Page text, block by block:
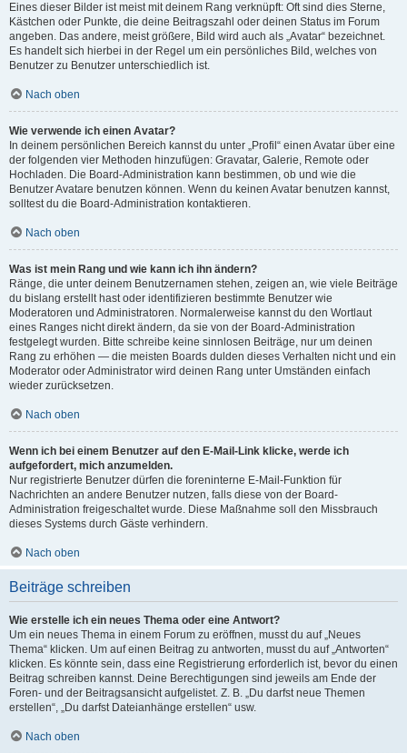
Eines dieser Bilder ist meist mit deinem Rang verknüpft: Oft sind dies Sterne,
Kästchen oder Punkte, die deine Beitragszahl oder deinen Status im Forum
angeben. Das andere, meist größere, Bild wird auch als „Avatar“ bezeichnet.
Es handelt sich hierbei in der Regel um ein persönliches Bild, welches von
Benutzer zu Benutzer unterschiedlich ist.
Nach oben
Wie verwende ich einen Avatar?
In deinem persönlichen Bereich kannst du unter „Profil“ einen Avatar über eine
der folgenden vier Methoden hinzufügen: Gravatar, Galerie, Remote oder
Hochladen. Die Board-Administration kann bestimmen, ob und wie die
Benutzer Avatare benutzen können. Wenn du keinen Avatar benutzen kannst,
solltest du die Board-Administration kontaktieren.
Nach oben
Was ist mein Rang und wie kann ich ihn ändern?
Ränge, die unter deinem Benutzernamen stehen, zeigen an, wie viele Beiträge
du bislang erstellt hast oder identifizieren bestimmte Benutzer wie
Moderatoren und Administratoren. Normalerweise kannst du den Wortlaut
eines Ranges nicht direkt ändern, da sie von der Board-Administration
festgelegt wurden. Bitte schreibe keine sinnlosen Beiträge, nur um deinen
Rang zu erhöhen — die meisten Boards dulden dieses Verhalten nicht und ein
Moderator oder Administrator wird deinen Rang unter Umständen einfach
wieder zurücksetzen.
Nach oben
Wenn ich bei einem Benutzer auf den E-Mail-Link klicke, werde ich
aufgefordert, mich anzumelden.
Nur registrierte Benutzer dürfen die foreninterne E-Mail-Funktion für
Nachrichten an andere Benutzer nutzen, falls diese von der Board-
Administration freigeschaltet wurde. Diese Maßnahme soll den Missbrauch
dieses Systems durch Gäste verhindern.
Nach oben
Beiträge schreiben
Wie erstelle ich ein neues Thema oder eine Antwort?
Um ein neues Thema in einem Forum zu eröffnen, musst du auf „Neues
Thema“ klicken. Um auf einen Beitrag zu antworten, musst du auf „Antworten“
klicken. Es könnte sein, dass eine Registrierung erforderlich ist, bevor du einen
Beitrag schreiben kannst. Deine Berechtigungen sind jeweils am Ende der
Foren- und der Beitragsansicht aufgelistet. Z. B. „Du darfst neue Themen
erstellen“, „Du darfst Dateianhänge erstellen“ usw.
Nach oben